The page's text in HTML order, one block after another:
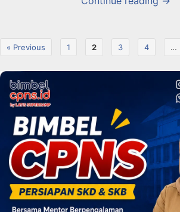
« Previous 1 2 3 4 …